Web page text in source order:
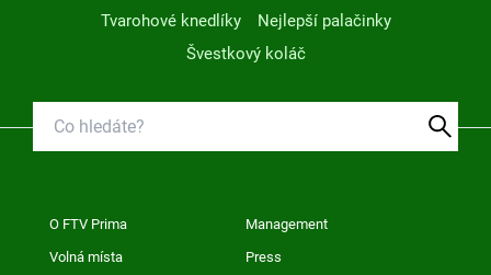
Tvarohové knedlíky
Nejlepší palačinky
Švestkový koláč
O FTV Prima Management
Volná místa Press